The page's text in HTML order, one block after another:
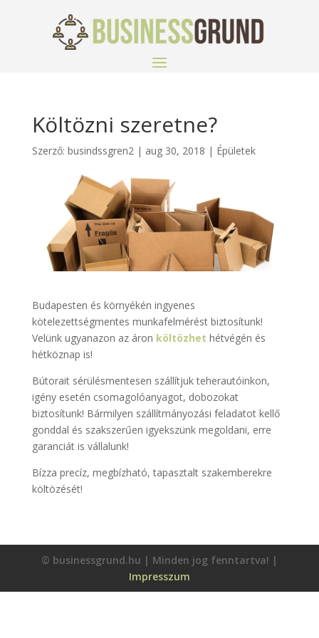
Költözni szeretne?
Szerző: busindssgren2| aug 30, 2018 | Épületek
Budapesten és környékén ingyenes
kötelezettségmentes munkafelmérést biztosítunk!
Velünk ugyanazon az áron költözhet hétvégén és
hétköznap is!
Bútorait sérülésmentesen szállítjuk teherautóinkon,
igény esetén csomagolóanyagot, dobozokat
biztosítunk! Bármilyen szállítmányozási feladatot kellő
gonddal és szakszerűen igyekszünk megoldani, erre
garanciát is vállalunk!
Bízza precíz, megbízható, tapasztalt szakemberekre
költözését!
© businessgrund.hu | Minden jog fenntartva! |
Impresszum